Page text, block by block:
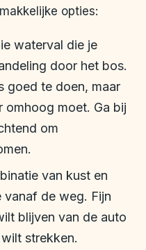
opties:
waterval die je
door het bos.
goed te doen, maar
moet. Ga bij
om
van kust en
vanaf de weg. Fijn
blijven van de auto
strekken.